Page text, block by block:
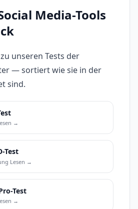
Media-Tools
unseren Tests der
— sortiert wie sie in der
sind.
→
Test
Lesen →
Test
→